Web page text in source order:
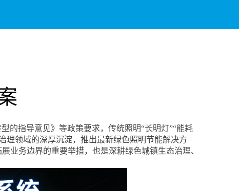
的指导意见》等政策要求，传统照明“长明灯”“能耗
理领域的深厚沉淀，推出最新绿色照明节能解决方
业务边界的重要举措，也是深耕绿色城镇生态治理、